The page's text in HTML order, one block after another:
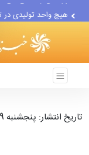
هیچ واحد تولیدی در
تاریخ انتشار: پنجشنبه 1404/05/09 - 15:40